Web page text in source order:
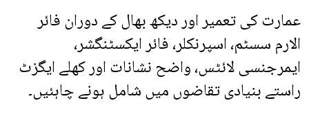
عمارت کی تعمیر اور دیکھ بھال کے دوران فائر
الارم سسٹم، اسپرنکلر، فائر ایکسٹنگشر،
ایمرجنسی لائٹس، واضح نشانات اور کھلے ایگزٹ
راستے بنیادی تقاضوں میں شامل ہونے چاہئیں۔